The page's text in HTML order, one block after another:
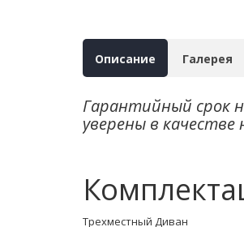
Описание Галерея
Гарантийный срок
уверены в
Трехместный Диван